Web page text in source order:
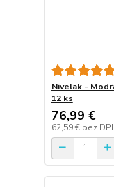
Nivelak -
12 ks
76,99 €
62,59 € bez